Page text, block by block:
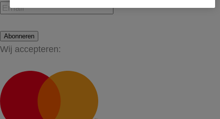
Abonneren
Wij accepteren: